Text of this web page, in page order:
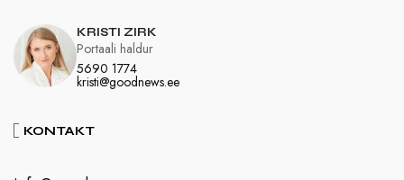
KRISTI ZIRK
5690 1774
kristi@goodnews.ee
Portaali haldur
KONTAKT